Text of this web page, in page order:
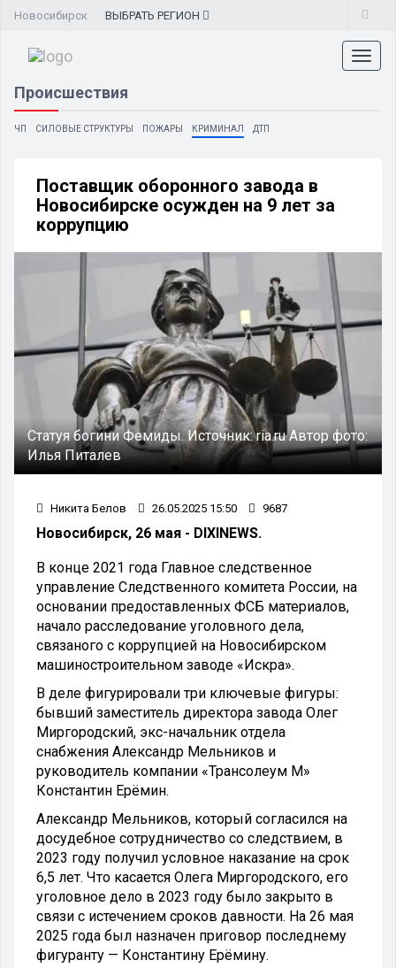
Новосибирск ВЫБРАТЬ РЕГИОН
Происшествия
ЧП СИЛОВЫЕ СТРУКТУРЫ ПОЖАРЫ КРИМИНАЛ ДТП
Поставщик оборонного завода в
Новосибирске осужден на 9 лет за
коррупцию
Статуя богини Фемиды.Источник:ria.ruАвтор фото:
Илья Питалев
Никита Белов 26.05.2025 15:50 9687
Новосибирск, 26 мая - DIXINEWS.
В конце 2021 года Главное следственное
управление Следственного комитета России, на
основании предоставленных ФСБ материалов,
начало расследование уголовного дела,
связаного с коррупцией на Новосибирском
машиностроительном заводе «Искра».
В деле фигурировали три ключевые фигуры:
бывший заместитель директора завода Олег
Миргородский, экс-начальник отдела
снабжения Александр Мельников и
руководитель компании «Трансолеум М»
Константин Ерёмин.
Александр Мельников, который согласился на
досудебное сотрудничество со следствием, в
2023 году получил условное наказание на срок
6,5 лет. Что касается Олега Миргородского, его
уголовное дело в 2023 году было закрыто в
связи с истечением сроков давности. На 26 мая
2025 года был назначен приговор последнему
фигуранту — Константину Ерёмину.